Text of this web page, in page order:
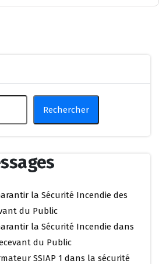
Rechercher
la Sécurité Incendie des
du Public
la Sécurité Incendie dans
du Public
SSIAP 1 dans la sécurité